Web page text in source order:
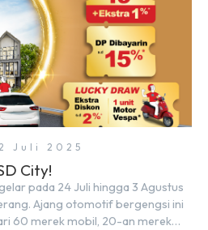
Juli 2025
City!
pada 24 Juli hingga 3 Agustus
Ajang otomotif bergengsi ini
60 merek mobil, 20-an merek